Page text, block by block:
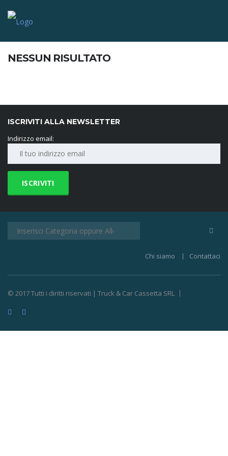
NESSUN RISULTATO
ISCRIVITI ALLA NEWSLETTER
Indirizzo email:
Chi siamo Contattaci
© 2017 Tutti i diritti riservati | Truck & Car Cassetta SRL